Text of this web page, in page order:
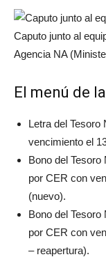
Caputo junto al
Agencia NA
El menú de
Letra del Tesoro
vencimiento el
Bono del
por CER con
(nuevo).
Bono del
por CER con
– reapertura).